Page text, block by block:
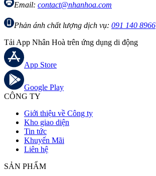
Email: contact@nhanhoa.com
Phản ánh chất lượng dịch vụ: 091 140 8966
Tải App Nhân Hoà trên ứng dụng di động
App Store
Google Play
CÔNG TY
Giới thiệu về Công ty
Kho giao diện
Tin tức
Khuyến Mãi
Liên hệ
SẢN PHẨM